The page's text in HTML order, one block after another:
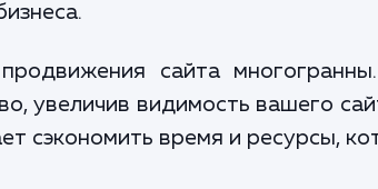
сайта
увеличив видимость вашего
сэкономить время и ресурсы,